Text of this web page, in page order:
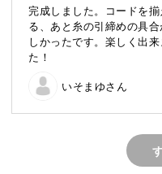
今回は、そんなソウタシ
者でも取り組みやすいピ
はじめに知りたい基本
そもそも、「ソウタシエ
完成しました。コードを揃
る、あと糸の引締めの具
しかったです。楽しく出来
た！
いそまゆさん